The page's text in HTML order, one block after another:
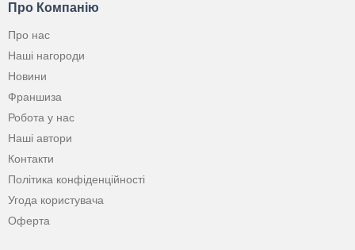
Про Компанію
Про нас
Наші нагороди
Новини
Франшиза
Робота у нас
Наші автори
Контакти
Політика конфіденційності
Угода користувача
Оферта